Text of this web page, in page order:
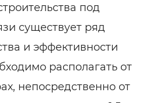
под
существует ряд
и эффективности
располагать от
непосредственно от